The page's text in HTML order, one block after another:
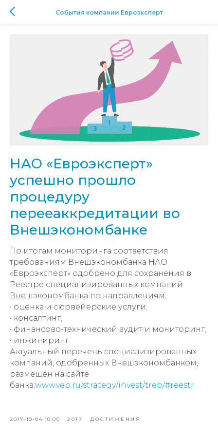
События компании Евроэксперт
НАО «Евроэксперт»
успешно прошло
процедуру
перееаккредитации во
Внешэкономбанке
По итогам мониторинга соответствия
требованиям Внешэкономбанка НАО
«Евроэксперт» одобрено для сохранения в
Реестре специализированных компаний
Внешэкономбанка по направлениям:
• оценка и сюрвейерские услуги;
• консалтинг;
• финансово-технический аудит и мониторинг;
• инжиниринг.
Актуальный перечень специализированных
компаний, одобренных Внешэкономбанком,
размещен на сайте
банка:www.veb.ru/strategy/invest/treb/#reestr.
2017-10-04 10:00 2017 ДОСТИЖЕНИЯ